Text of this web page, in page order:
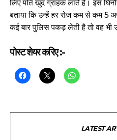
लिए पति खुद ग्राहक लाते हैं। इस
बताया कि उन्हें हर रोज कम से कम 5
कई बार पुलिस पकड़ लेती है तो वह भी
पोस्ट शेयर करिए :-
LATEST